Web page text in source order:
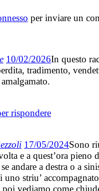
per inviare un
10/02/2026In questo
tradimento,
rispondere
17/05/2024Sono
e a quest’ora pieno
andare a destra o a
uno striu’